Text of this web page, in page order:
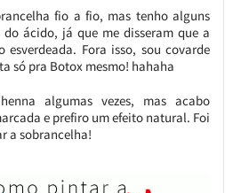
fio a fio, mas tenho alguns
ácido, já que me disseram que a
Fora isso, sou covarde
só pra Botox mesmo! hahaha
algumas vezes, mas acabo
e prefiro um efeito natural. Foi
a sobrancelha!